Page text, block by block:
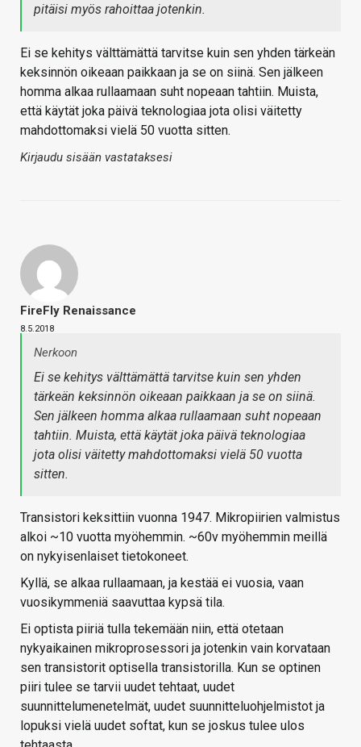
pitäisi myös rahoittaa jotenkin.
Ei se kehitys välttämättä tarvitse kuin sen yhden tärkeän
keksinnön oikeaan paikkaan ja se on siinä. Sen jälkeen
homma alkaa rullaamaan suht nopeaan tahtiin. Muista,
että käytät joka päivä teknologiaa jota olisi väitetty
mahdottomaksi vielä 50 vuotta sitten.
Kirjaudu sisään vastataksesi
FireFly Renaissance
8.5.2018
Nerkoon
Ei se kehitys välttämättä tarvitse kuin sen yhden
tärkeän keksinnön oikeaan paikkaan ja se on siinä.
Sen jälkeen homma alkaa rullaamaan suht nopeaan
tahtiin. Muista, että käytät joka päivä teknologiaa
jota olisi väitetty mahdottomaksi vielä 50 vuotta
sitten.
Transistori keksittiin vuonna 1947. Mikropiirien valmistus
alkoi ~10 vuotta myöhemmin. ~60v myöhemmin meillä
on nykyisenlaiset tietokoneet.
Kyllä, se alkaa rullaamaan, ja kestää ei vuosia, vaan
vuosikymmeniä saavuttaa kypsä tila.
Ei optista piiriä tulla tekemään niin, että otetaan
nykyaikainen mikroprosessori ja jotenkin vain korvataan
sen transistorit optisella transistorilla. Kun se optinen
piiri tulee se tarvii uudet tehtaat, uudet
suunnittelumenetelmät, uudet suunnitteluohjelmistot ja
lopuksi vielä uudet softat, kun se joskus tulee ulos